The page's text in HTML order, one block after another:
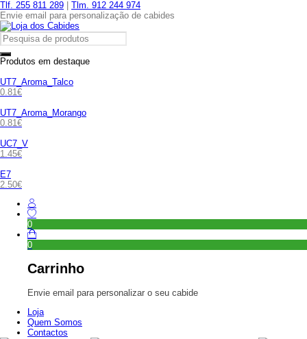
Tlf. 255 811 289
Tlm. 912 244 974
Envie email para personalização de cabides
Produtos em destaque
UT7_Aroma_Talco
0.81€
UT7_Aroma_Morango
0.81€
UC7_V
1.45€
E7
2.50€
0
0
Carrinho
Envie email para personalizar o seu cabide
Loja
Quem Somos
Contactos